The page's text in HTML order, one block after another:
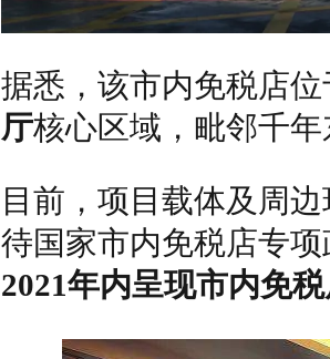
据悉，该市内免税店位
厅核心区域，毗邻千
目前，项目载体及周
待国家市内免税店专
2021年内呈现市内免